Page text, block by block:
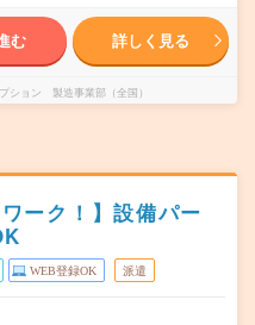
む 詳しく見る
ション 製造事業部（全国）
ーク！】設備パー
WEB登録OK 派遣